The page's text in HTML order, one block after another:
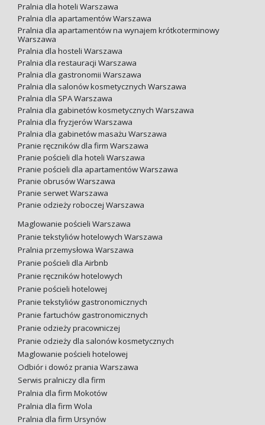
Pralnia dla hoteli Warszawa
Pralnia dla apartamentów Warszawa
Pralnia dla apartamentów na wynajem krótkoterminowy
Warszawa
Pralnia dla hosteli Warszawa
Pralnia dla restauracji Warszawa
Pralnia dla gastronomii Warszawa
Pralnia dla salonów kosmetycznych Warszawa
Pralnia dla SPA Warszawa
Pralnia dla gabinetów kosmetycznych Warszawa
Pralnia dla fryzjerów Warszawa
Pralnia dla gabinetów masażu Warszawa
Pranie ręczników dla firm Warszawa
Pranie pościeli dla hoteli Warszawa
Pranie pościeli dla apartamentów Warszawa
Pranie obrusów Warszawa
Pranie serwet Warszawa
Pranie odzieży roboczej Warszawa
Maglowanie pościeli Warszawa
Pranie tekstyliów hotelowych Warszawa
Pralnia przemysłowa Warszawa
Pranie pościeli dla Airbnb
Pranie ręczników hotelowych
Pranie pościeli hotelowej
Pranie tekstyliów gastronomicznych
Pranie fartuchów gastronomicznych
Pranie odzieży pracowniczej
Pranie odzieży dla salonów kosmetycznych
Maglowanie pościeli hotelowej
Odbiór i dowóz prania Warszawa
Serwis pralniczy dla firm
Pralnia dla firm Mokotów
Pralnia dla firm Wola
Pralnia dla firm Ursynów